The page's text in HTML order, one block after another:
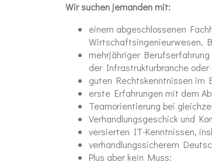
Wir suchen jemanden mit:
einem abgeschlossenen
Wirtschaftsingenieurwesen,
mehrjähriger
der Infrastrukturbranche
guten Rechtskenntnissen im
erste Erfahrungen mit dem
Teamorientierung bei
Verhandlungsgeschick und
versierten IT-Kenntnissen,
verhandlungssicherem
Plus aber kein Muss: